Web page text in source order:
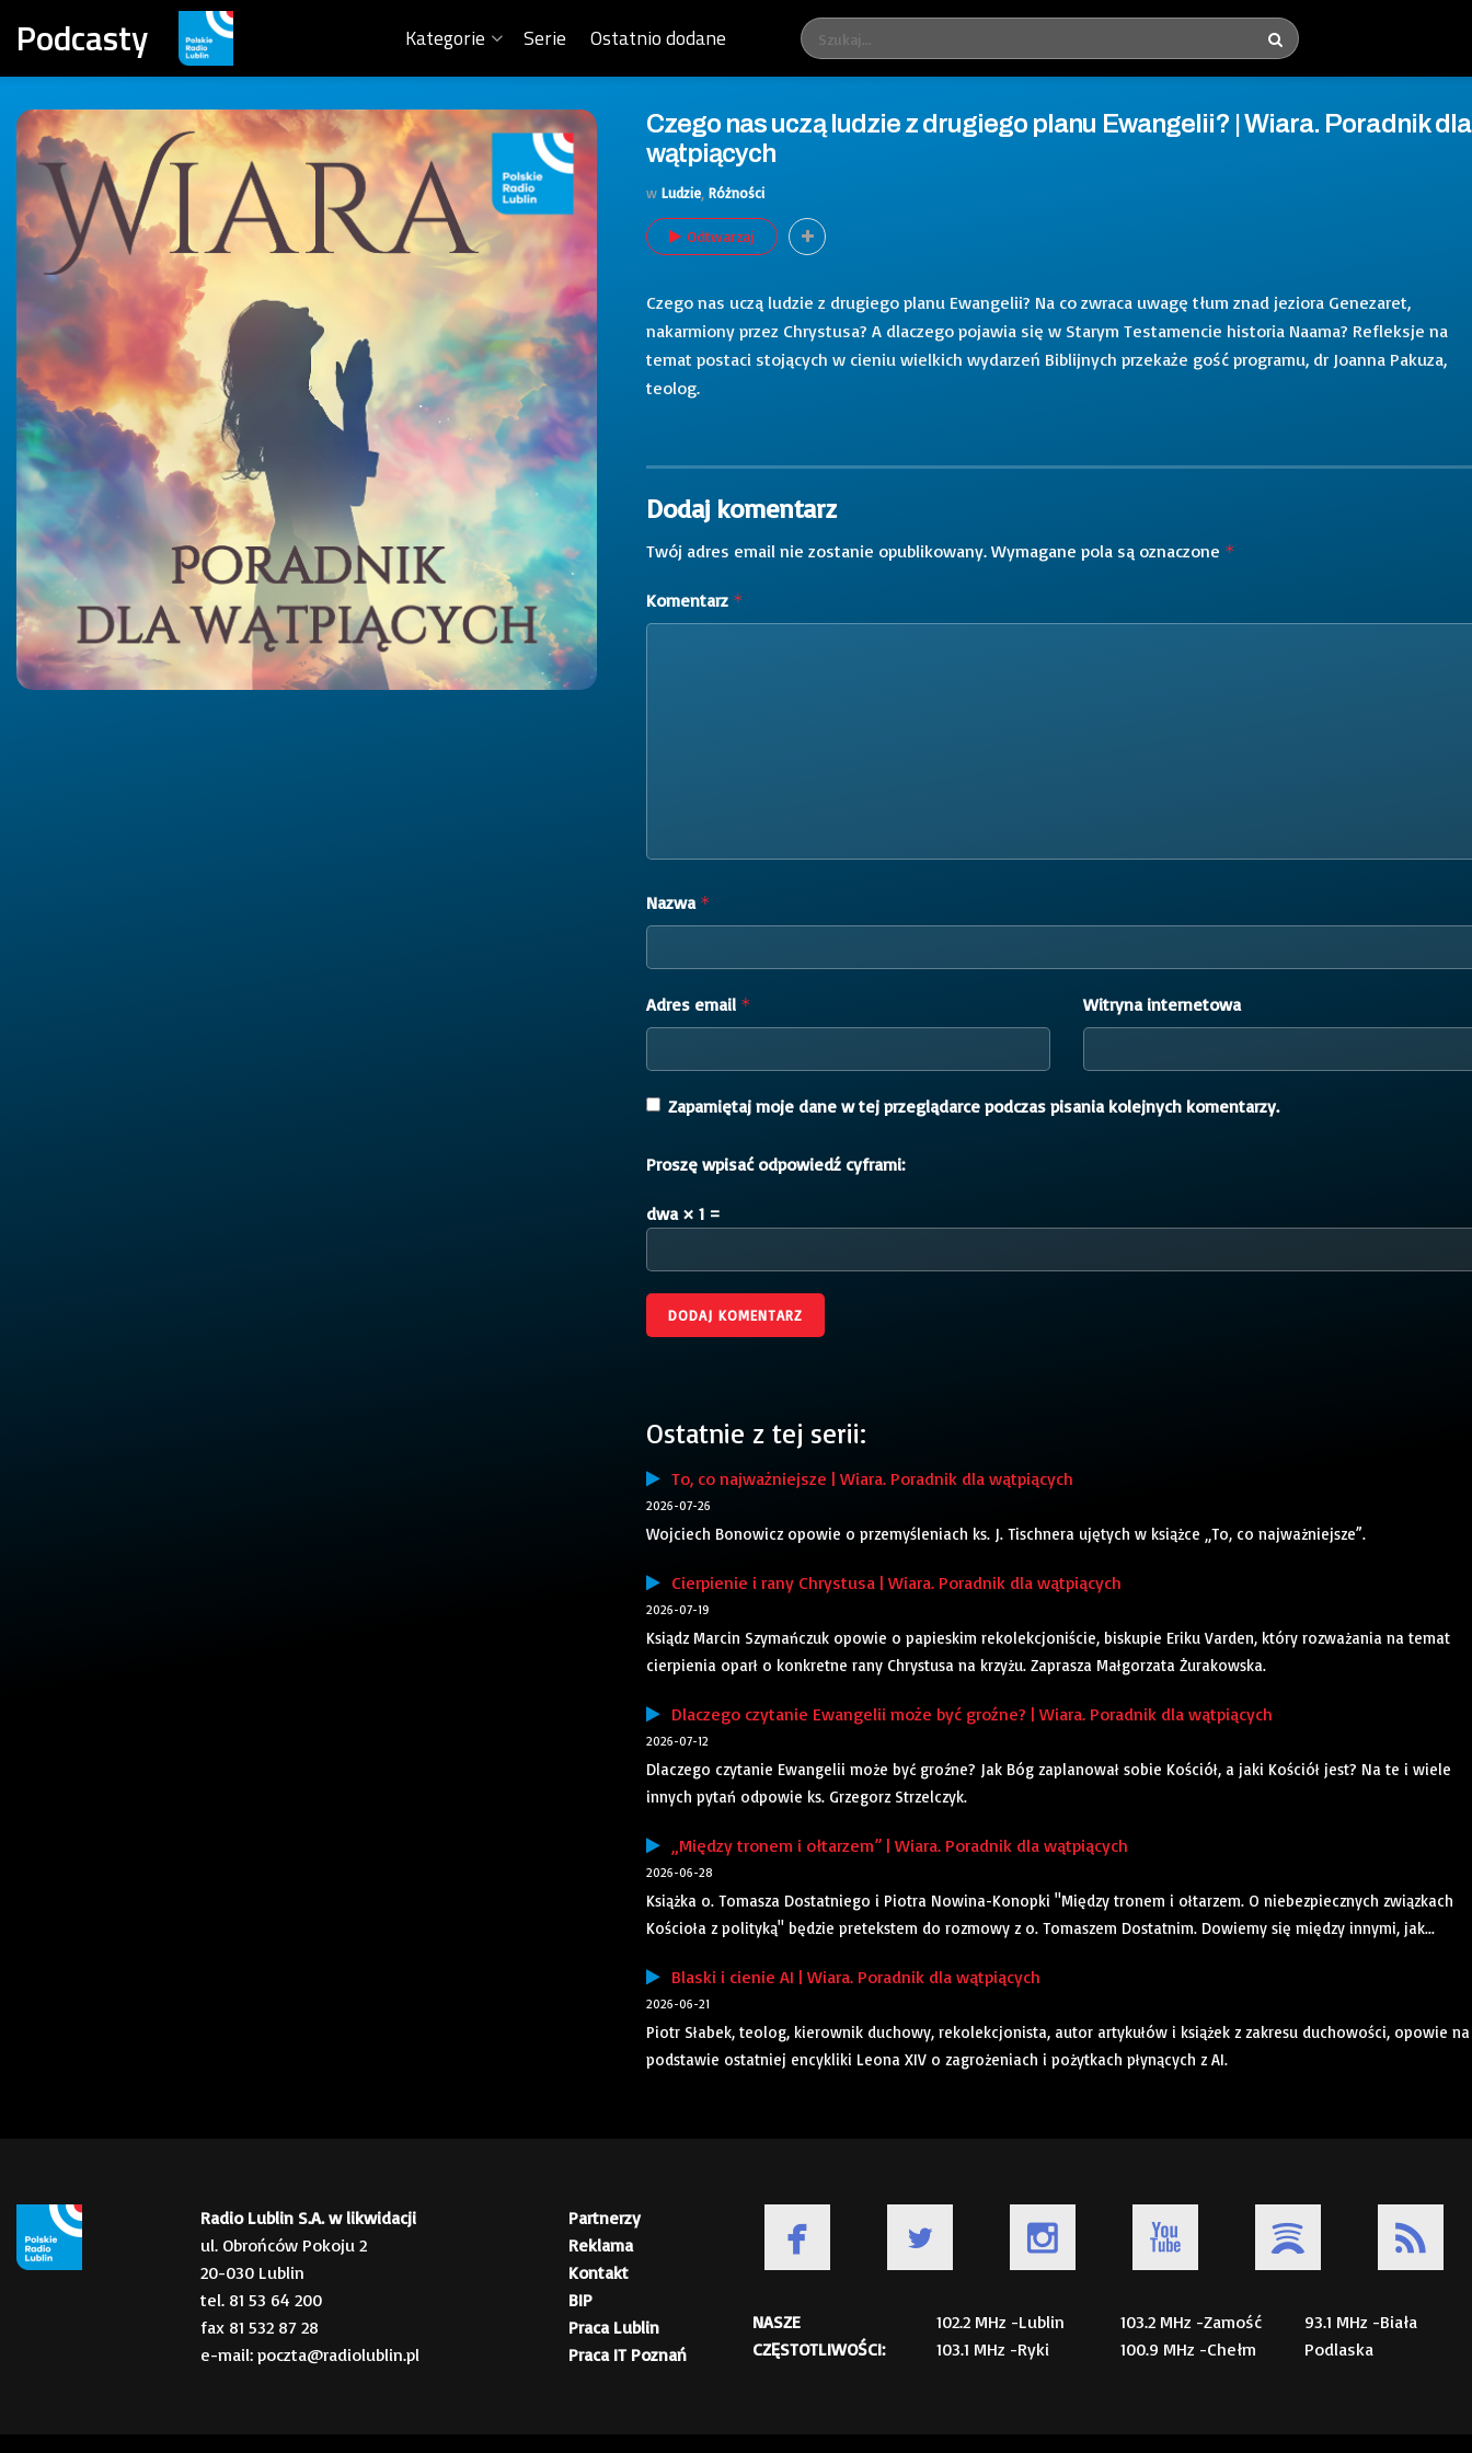
Podcasty Kategorie Serie Ostatnio dodane
Czego nas uczą ludzie z drugiego planu Ewangelii? | Wiara. Poradnik dla
wątpiących
w Ludzie Różności
Odtwarzaj
Czego nas uczą ludzie z drugiego planu Ewangelii? Na co zwraca uwagę tłum znad jeziora Genezaret,
nakarmiony przez Chrystusa? A dlaczego pojawia się w Starym Testamencie historia Naama? Refleksje na
temat postaci stojących w cieniu wielkich wydarzeń Biblijnych przekaże gość programu, dr Joanna Pakuza,
teolog.
Dodaj komentarz
Twój adres email nie zostanie opublikowany. Wymagane pola są oznaczone *
Komentarz *
Nazwa *
Adres email * Witryna internetowa
Zapamiętaj moje dane w tej przeglądarce podczas pisania kolejnych komentarzy.
Proszę wpisać odpowiedź cyframi:
dwa × 1 =
Ostatnie z tej serii:
To, co najważniejsze | Wiara. Poradnik dla wątpiących
2026-07-26
Wojciech Bonowicz opowie o przemyśleniach ks. J. Tischnera ujętych w książce „To, co najważniejsze”.
Cierpienie i rany Chrystusa | Wiara. Poradnik dla wątpiących
2026-07-19
Ksiądz Marcin Szymańczuk opowie o papieskim rekolekcjoniście, biskupie Eriku Varden, który rozważania na temat
cierpienia oparł o konkretne rany Chrystusa na krzyżu. Zaprasza Małgorzata Żurakowska.
Dlaczego czytanie Ewangelii może być groźne? | Wiara. Poradnik dla wątpiących
2026-07-12
Dlaczego czytanie Ewangelii może być groźne? Jak Bóg zaplanował sobie Kościół, a jaki Kościół jest? Na te i wiele
innych pytań odpowie ks. Grzegorz Strzelczyk.
„Między tronem i ołtarzem” | Wiara. Poradnik dla wątpiących
2026-06-28
Książka o. Tomasza Dostatniego i Piotra Nowina-Konopki "Między tronem i ołtarzem. O niebezpiecznych związkach
Kościoła z polityką" będzie pretekstem do rozmowy z o. Tomaszem Dostatnim. Dowiemy się między innymi, jak...
Blaski i cienie AI | Wiara. Poradnik dla wątpiących
2026-06-21
Piotr Słabek, teolog, kierownik duchowy, rekolekcjonista, autor artykułów i książek z zakresu duchowości, opowie na
podstawie ostatniej encykliki Leona XIV o zagrożeniach i pożytkach płynących z AI.
Radio Lublin S.A. w likwidacji
ul. Obrońców Pokoju 2
20-030 Lublin
tel. 81 53 64 200
fax 81 532 87 28
e-mail: poczta@radiolublin.pl
Partnerzy
Reklama
Kontakt
BIP
Praca Lublin
Praca IT Poznań
NASZE
CZĘSTOTLIWOŚCI:
102.2 MHz -Lublin
103.1 MHz -Ryki
103.2 MHz -Zamość
100.9 MHz -Chełm
93.1 MHz -Biała
Podlaska